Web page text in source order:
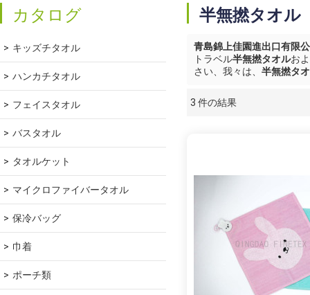
カタログ
キッズチタオル
ハンカチタオル
フェイスタオル
バスタオル
タオルケット
マイクロファイバータオル
保冷バッグ
巾着
ポーチ類
半無撚タオル
青島錦上佳園進出口有限
トラベル半無撚タオルお
さい、我々は、 半無撚タ
3 件の結果